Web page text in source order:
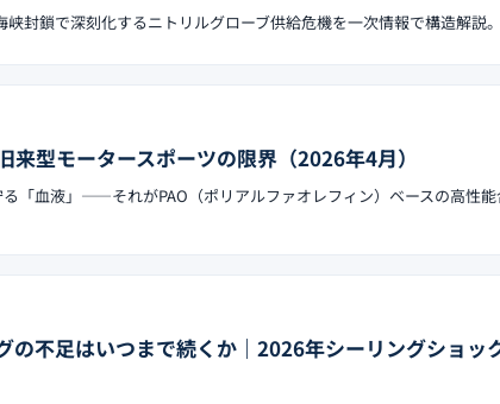
封鎖で深刻化するニトリルグローブ供給危機を一次情報で構造解説。
来型モータースポーツの限界（2026年4月）
「血液」——それがPAO（ポリアルファオレフィン）ベースの高性能
の不足はいつまで続くか｜2026年シーリングショッ